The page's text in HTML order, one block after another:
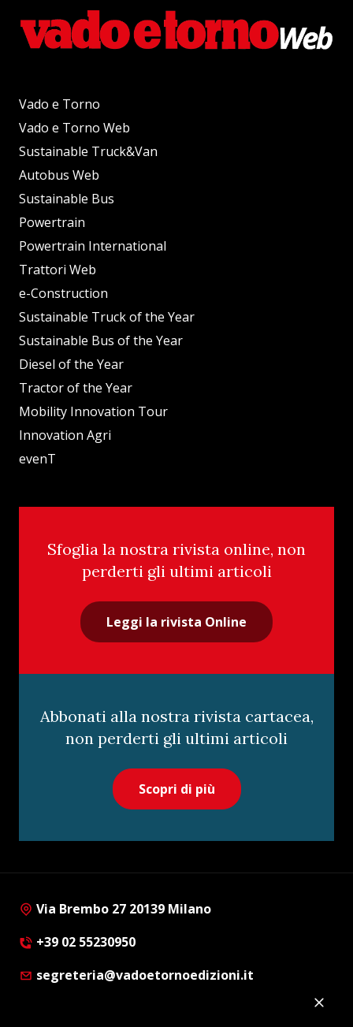
Vado e Torno
Vado e Torno Web
Sustainable Truck&Van
Autobus Web
Sustainable Bus
Powertrain
Powertrain International
Trattori Web
e-Construction
Sustainable Truck of the Year
Sustainable Bus of the Year
Diesel of the Year
Tractor of the Year
Mobility Innovation Tour
Innovation Agri
evenT
Sfoglia la nostra rivista online, non
perderti gli ultimi articoli
Leggi la rivista Online
Abbonati alla nostra rivista cartacea,
non perderti gli ultimi articoli
Scopri di più
Via Brembo 27 20139 Milano
+39 02 55230950
segreteria@vadoetornoedizioni.it